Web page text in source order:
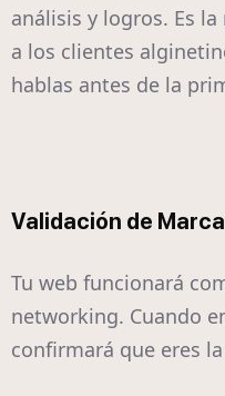
análisis y logros. Es
a los clientes
hablas antes de la
Validación de Marca
Tu web funcionará
networking. Cuando
confirmará que eres